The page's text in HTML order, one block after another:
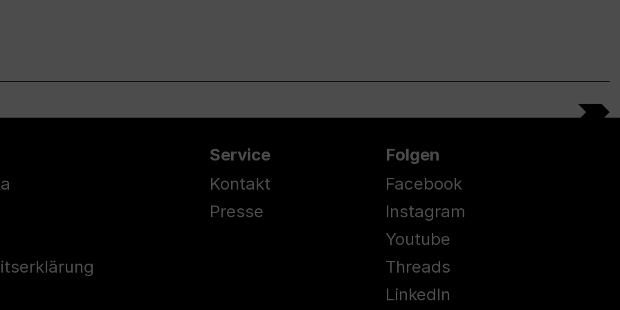
Service
Kontakt
Presse
Folgen
Facebook
Instagram
Youtube
Threads
LinkedIn